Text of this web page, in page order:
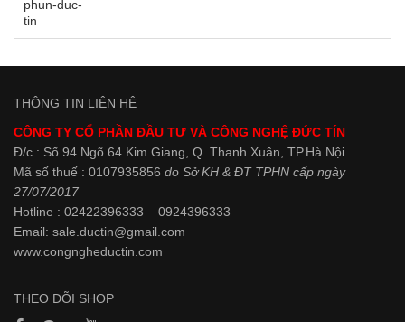
THÔNG TIN LIÊN HỆ
CÔNG TY CỔ PHẦN ĐẦU TƯ VÀ CÔNG NGHỆ ĐỨC TÍN
Đ/c : Số 94 Ngõ 64 Kim Giang, Q. Thanh Xuân, TP.Hà Nội
Mã số thuế : 0107935856 do Sở KH & ĐT TPHN cấp ngày
27/07/2017
Hotline : 02422396333 – 0924396333
Email: sale.ductin@gmail.com
www.congngheductin.com
THEO DÕI SHOP